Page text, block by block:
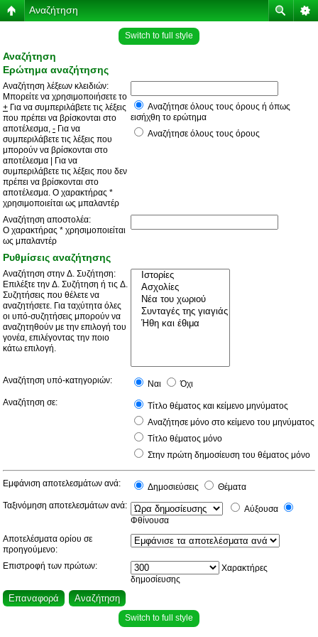
Αναζήτηση
Switch to full style
Αναζήτηση
Ερώτημα αναζήτησης
Αναζήτηση λέξεων κλειδιών:
Μπορείτε να χρησιμοποιήσετε το
+ Για να συμπεριλάβετε τις λέξεις
που πρέπει να βρίσκονται στο
αποτέλεσμα, - Για να
συμπεριλάβετε τις λέξεις που
μπορούν να βρίσκονται στο
αποτέλεσμα
Για να
συμπεριλάβετε τις λέξεις που δεν
πρέπει να βρίσκονται στο
αποτέλεσμα. Ο χαρακτήρας *
χρησιμοποιείται ως μπαλαντέρ
Αναζήτησε όλους τους όρους ή όπως
εισήχθη το ερώτημα
Αναζήτησε όλους τους όρους
Αναζήτηση αποστολέα:
Ο χαρακτήρας * χρησιμοποιείται
ως μπαλαντέρ
Ρυθμίσεις αναζήτησης
Αναζήτηση στην Δ. Συζήτηση:
Επιλέξτε την Δ. Συζήτηση ή τις Δ.
Συζητήσεις που θέλετε να
αναζητήσετε. Για ταχύτητα όλες
οι υπό-συζητήσεις μπορούν να
αναζητηθούν με την επιλογή του
γονέα, επιλέγοντας την ποιο
κάτω επιλογή.
Αναζήτηση υπό-κατηγοριών: Ναι
Όχι
Αναζήτηση σε:
Τίτλο θέματος και κείμενο μηνύματος
Αναζήτησε μόνο στο κείμενο του μηνύματος
Τίτλο θέματος μόνο
Στην πρώτη δημοσίευση του θέματος μόνο
Εμφάνιση αποτελεσμάτων ανά: Δημοσιεύσεις
Θέματα
Ταξινόμηση αποτελεσμάτων ανά:
Αύξουσα
Φθίνουσα
Αποτελέσματα ορίου σε
προηγούμενο:
Επιστροφή των πρώτων:
Χαρακτήρες
δημοσίευσης
Switch to full style